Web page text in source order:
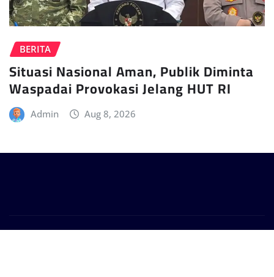
BERITA
Situasi Nasional Aman, Publik Diminta
Waspadai Provokasi Jelang HUT RI
Admin Aug 8, 2026